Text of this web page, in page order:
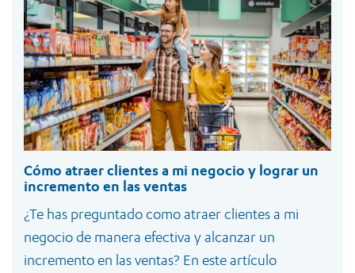
Cómo atraer clientes a mi negocio y lograr un
incremento en las ventas
¿Te has preguntado como atraer clientes a mi
negocio de manera efectiva y alcanzar un
incremento en las ventas? En este artículo